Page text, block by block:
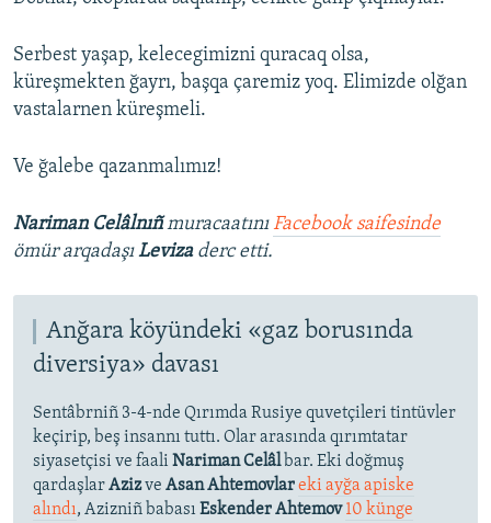
Serbest yaşap, kelecegimizni quracaq olsa,
küreşmekten ğayrı, başqa çaremiz yoq. Elimizde olğan
vastalarnen küreşmeli.
Ve ğalebe qazanmalımız!
Nariman CelâlnıñmuracaatınıFacebook saifesinde
ömür arqadaşıLeviza derc etti.
Anğara köyündeki «gaz borusında
diversiya» davası
Sentâbrniñ 3-4-nde Qırımda Rusiye quvetçileri tintüvler
keçirip, beş insannı tuttı. Olar arasında qırımtatar
siyasetçisi ve faali Nariman Celâlbar. Eki doğmuş
qardaşlarAzizve Asan Ahtemovlareki ayğa apiske
alındı, Azizniñ babası Eskender Ahtemov 10 künge